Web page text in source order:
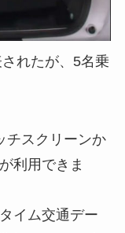
れたが、5名乗
チスクリーンか
利用できま
イム交通デー